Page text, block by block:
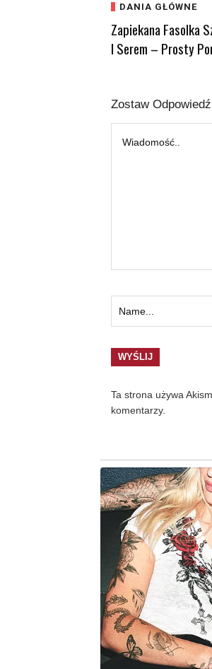
DANIA GŁÓWNE
Zapiekana Fasolka
I Serem – Prosty
Zostaw Odpowiedź
Ta strona używa
komentarzy.